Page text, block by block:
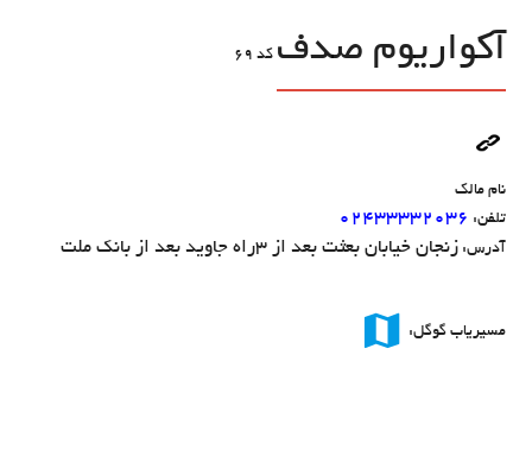
آکواریوم صدف کد 69
نام مالک
تلفن: ۰۲۴۳۳۳۳۲۰۳۶
آدرس:زنجان خیابان بعثت بعد از 3راه جاوید بعد از بانک ملت
مسیریاب گوگل: map